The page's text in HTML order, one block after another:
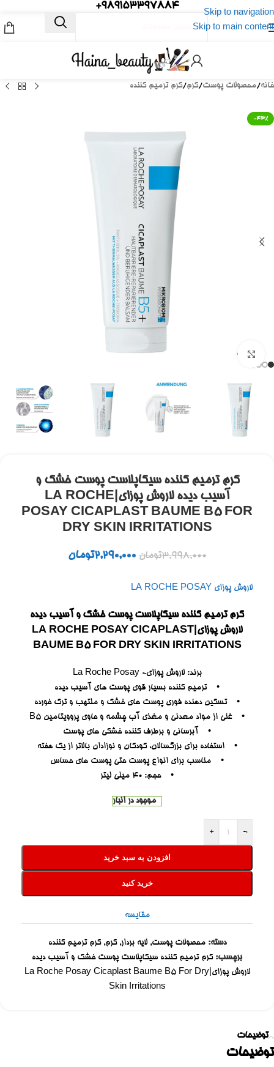
Skip to navigation
Skip to main content
989153397884+
خانه/محصولات پوست/کرم/کرم ترمیم کننده
-43%
برای بزرگنمایی کلیک کنید
کرم ترمیم کننده سیکاپلاست پوست خشک و
آسیب دیده لاروش پوزای|LA ROCHE
POSAY CICAPLAST BAUME B5 FOR
DRY SKIN IRRITATIONS
3,998,000تومان 2,290,000تومان
لاروش پوزای LA ROCHE POSAY
کرم ترمیم کننده سیکاپلاست پوست خشک و آسیب دیده
لاروش پوزای|LA ROCHE POSAY CICAPLAST
BAUME B5 FOR DRY SKIN IRRITATIONS
برند: لاروش پوزای- La Roche Posay
• ترمیم کننده بسیار قوی پوست های آسیب دیده
• تسکین دهنده فوری پوست های خشک و ملتهب و ترک خورده
• غنی از مواد معدنی و مغذی آب چشمه و حاوی پروویتامین B5
• آبرسانی و برطرف کننده خشکی های پوست
• استفاده برای بزرگسالان، کودکان و نوزادان بالاتر از یک هفته
• مناسب برای انواع پوست حتی پوست های حساس
• حجم: 40 میلی لیتر
موجود در انبار
-
+
افزودن به سبد خرید
خرید کنید
مقایسه
دسته: محصولات پوست, لایه بردار, کرم, کرم ترمیم کننده
برچسب: کرم ترمیم کننده سیکاپلاست پوست خشک و آسیب دیده
لاروش پوزای|La Roche Posay Cicaplast Baume B5 For Dry
Skin Irritations
توضیحات
توضیحات